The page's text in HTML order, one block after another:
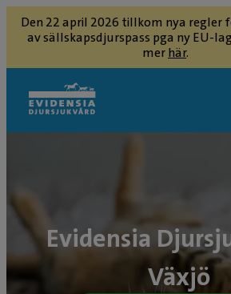
Den 22 april 2026 tillkom nya regler
av sällskapsdjurspass pga ny EU-
merhär.
Evidensia
Växjö